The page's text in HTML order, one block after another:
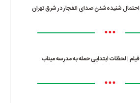
احتمال شنیده‌شدن صدای انفجار در شرق تهران
•••
فیلم | لحظات ابتدایی حمله به مدرسه میناب
•••